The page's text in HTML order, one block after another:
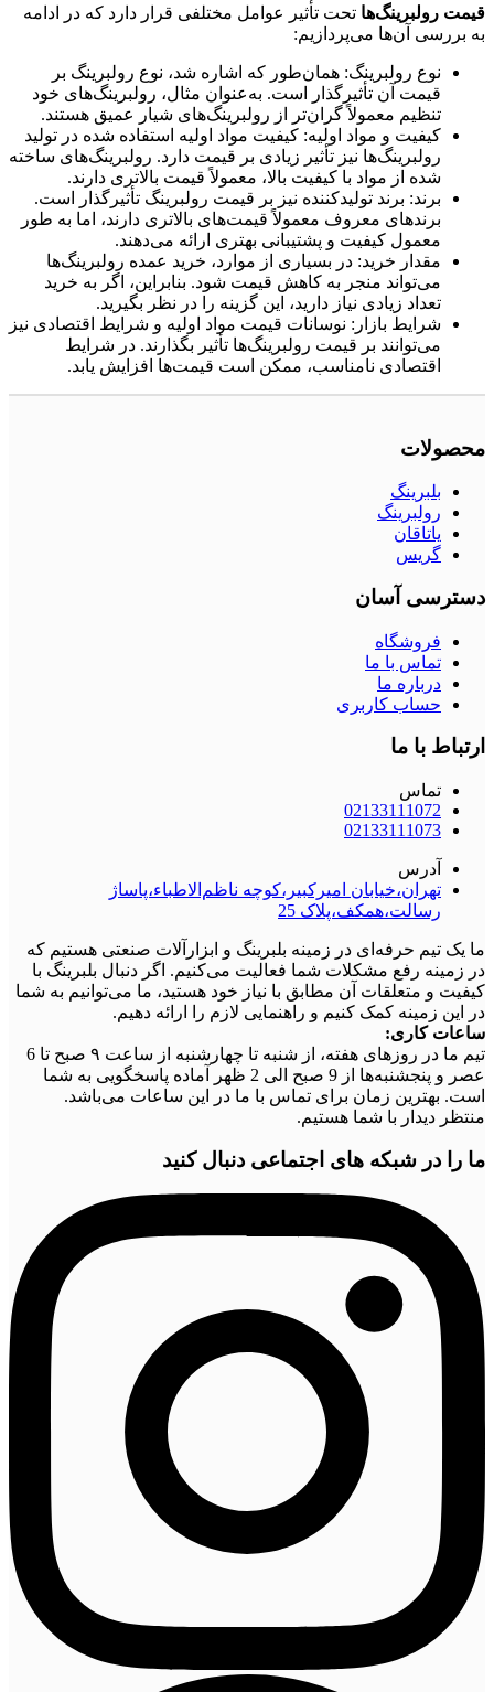
قیمت رولبرینگ‌ها تحت تأثیر عوامل مختلفی قرار دارد که در ادامه
به بررسی آن‌ها می‌پردازیم:
نوع رولبرینگ: همان‌طور که اشاره شد، نوع رولبرینگ بر
قیمت آن تأثیرگذار است. به‌عنوان مثال، رولبرینگ‌های خود
تنظیم معمولاً گران‌تر از رولبرینگ‌های شیار عمیق هستند.
کیفیت و مواد اولیه: کیفیت مواد اولیه استفاده شده در تولید
رولبرینگ‌ها نیز تأثیر زیادی بر قیمت دارد. رولبرینگ‌های ساخته
شده از مواد با کیفیت بالا، معمولاً قیمت بالاتری دارند.
برند: برند تولیدکننده نیز بر قیمت رولبرینگ تأثیرگذار است.
برندهای معروف معمولاً قیمت‌های بالاتری دارند، اما به طور
معمول کیفیت و پشتیبانی بهتری ارائه می‌دهند.
مقدار خرید: در بسیاری از موارد، خرید عمده رولبرینگ‌ها
می‌تواند منجر به کاهش قیمت شود. بنابراین، اگر به خرید
تعداد زیادی نیاز دارید، این گزینه را در نظر بگیرید.
شرایط بازار: نوسانات قیمت مواد اولیه و شرایط اقتصادی نیز
می‌توانند بر قیمت رولبرینگ‌ها تأثیر بگذارند. در شرایط
اقتصادی نامناسب، ممکن است قیمت‌ها افزایش یابد.
محصولات
بلبرینگ
رولبرینگ
یاتاقان
گریس
دسترسی آسان
فروشگاه
تماس با ما
درباره ما
حساب کاربری
ارتباط با ما
تماس
02133111072
02133111073
آدرس
تهران،خیابان امیرکبیر،کوچه ناظم‌الاطباء،پاساژ
رسالت،همکف،پلاک 25
ما یک تیم حرفه‌ای در زمینه بلبرینگ و ابزارآلات صنعتی هستیم که
در زمینه رفع مشکلات شما فعالیت می‌کنیم. اگر دنبال بلبرینگ با
کیفیت و متعلقات آن مطابق با نیاز خود هستید، ما می‌توانیم به شما
در این زمینه کمک کنیم و راهنمایی لازم را ارائه دهیم.
ساعات کاری:
تیم ما در روزهای هفته، از شنبه تا چهارشنبه از ساعت ۹ صبح تا 6
عصر و پنجشنبه‌ها از 9 صبح الی 2 ظهر آماده پاسخگویی به شما
است. بهترین زمان برای تماس با ما در این ساعات می‌باشد.
منتظر دیدار با شما هستیم.
ما را در شبکه های اجتماعی دنبال کنید